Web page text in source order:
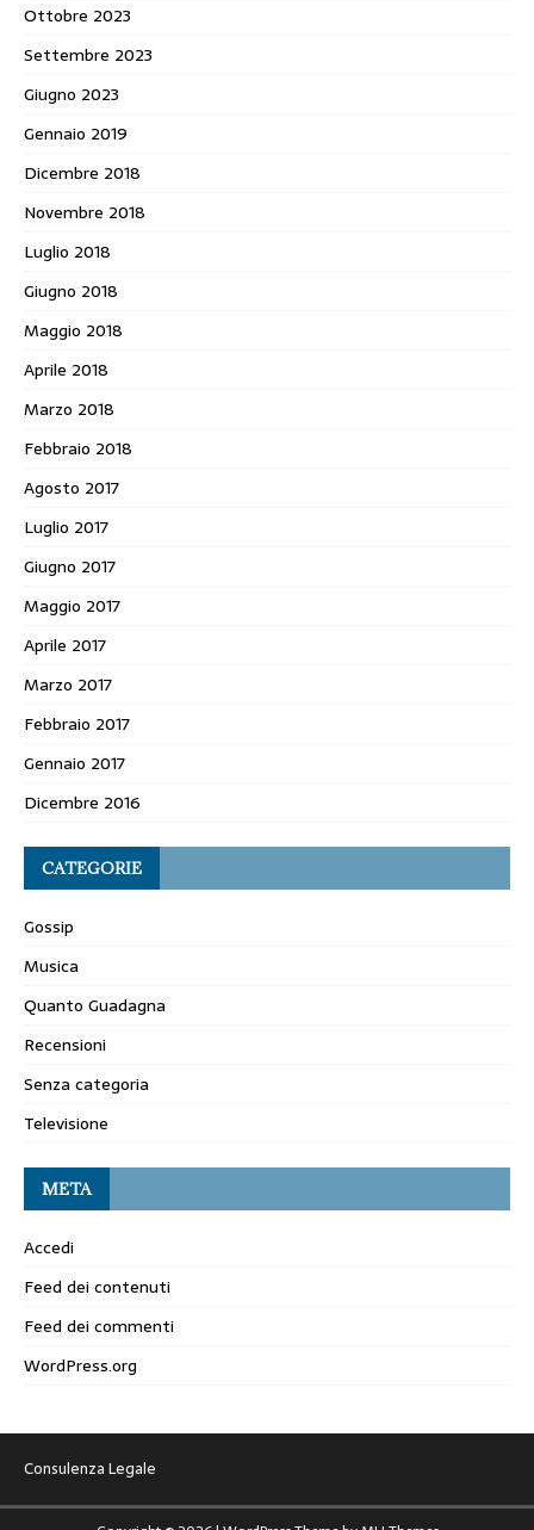
Ottobre 2023
Settembre 2023
Giugno 2023
Gennaio 2019
Dicembre 2018
Novembre 2018
Luglio 2018
Giugno 2018
Maggio 2018
Aprile 2018
Marzo 2018
Febbraio 2018
Agosto 2017
Luglio 2017
Giugno 2017
Maggio 2017
Aprile 2017
Marzo 2017
Febbraio 2017
Gennaio 2017
Dicembre 2016
CATEGORIE
Gossip
Musica
Quanto Guadagna
Recensioni
Senza categoria
Televisione
META
Accedi
Feed dei contenuti
Feed dei commenti
WordPress.org
Consulenza Legale